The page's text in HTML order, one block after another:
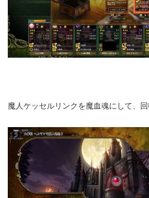
魔人ケッセルリンクを魔血魂にして、回